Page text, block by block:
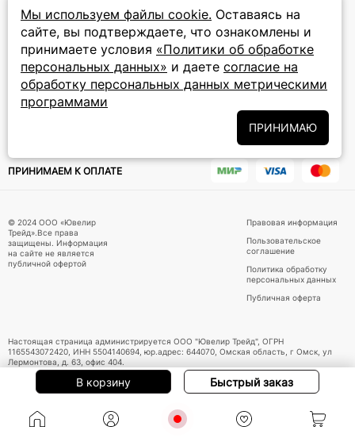
В корзину Быстрый заказ
Мы используем файлы cookie. Оставаясь на
сайте, вы подтверждаете, что ознакомлены и
принимаете условия «Политики об обработке
персональных данных» и даете согласие на
обработку персональных данных метрическими
программами
ПРИНИМАЮ
ПОДПИСКА НА РАССЫЛКУ
Подписаться на новости
Подписываясь на рассылку, вы соглашаетесь с условиями
обработки персональных данных
и даёте своё согласие на их
ПРИНИМАЕМ К ОПЛАТЕ
© 2024 ООО «Ювелир
Трейд».Все права
защищены. Информация
на сайте не является
публичной офертой
Правовая информация
Пользовательское
соглашение
Политика обработку
персональных данных
Публичная оферта
Настоящая страница администрируется ООО "Ювелир Трейд", ОГРН
1165543072420, ИНН 5504140694, юр.адрес: 644070, Омская область, г Омск, ул
Лермонтова, д. 63, офис 404.